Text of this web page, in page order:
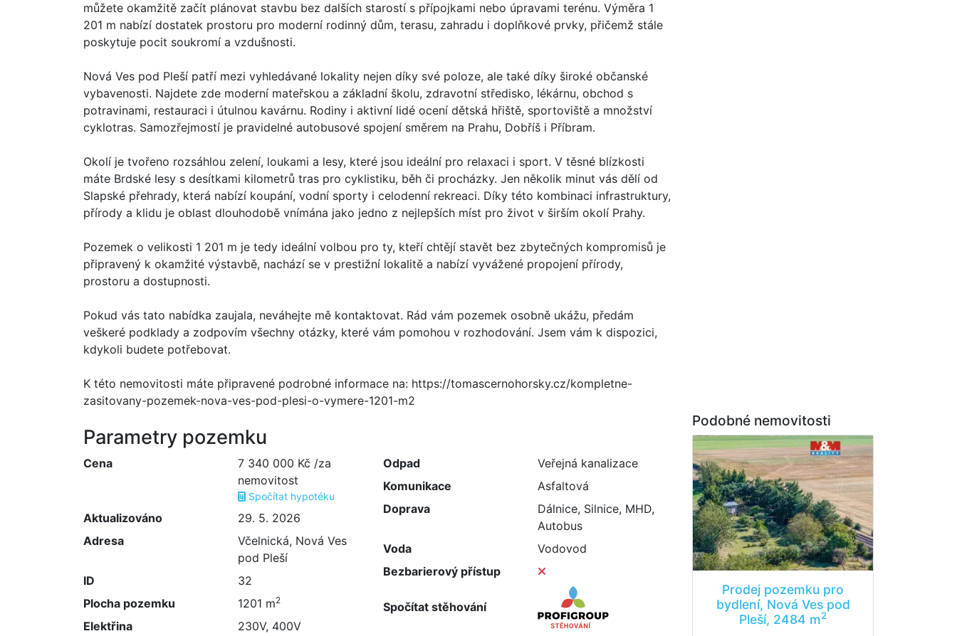
můžete okamžitě začít plánovat stavbu bez dalších starostí s přípojkami nebo úpravami terénu. Výměra 1
201 m nabízí dostatek prostoru pro moderní rodinný dům, terasu, zahradu i doplňkové prvky, přičemž stále
poskytuje pocit soukromí a vzdušnosti.
Nová Ves pod Pleší patří mezi vyhledávané lokality nejen díky své poloze, ale také díky široké občanské
vybavenosti. Najdete zde moderní mateřskou a základní školu, zdravotní středisko, lékárnu, obchod s
potravinami, restauraci i útulnou kavárnu. Rodiny i aktivní lidé ocení dětská hřiště, sportoviště a množství
cyklotras. Samozřejmostí je pravidelné autobusové spojení směrem na Prahu, Dobříš i Příbram.
Okolí je tvořeno rozsáhlou zelení, loukami a lesy, které jsou ideální pro relaxaci i sport. V těsné blízkosti
máte Brdské lesy s desítkami kilometrů tras pro cyklistiku, běh či procházky. Jen několik minut vás dělí od
Slapské přehrady, která nabízí koupání, vodní sporty i celodenní rekreaci. Díky této kombinaci infrastruktury,
přírody a klidu je oblast dlouhodobě vnímána jako jedno z nejlepších míst pro život v širším okolí Prahy.
Pozemek o velikosti 1 201 m je tedy ideální volbou pro ty, kteří chtějí stavět bez zbytečných kompromisů je
připravený k okamžité výstavbě, nachází se v prestižní lokalitě a nabízí vyvážené propojení přírody,
prostoru a dostupnosti.
Pokud vás tato nabídka zaujala, neváhejte mě kontaktovat. Rád vám pozemek osobně ukážu, předám
veškeré podklady a zodpovím všechny otázky, které vám pomohou v rozhodování. Jsem vám k dispozici,
kdykoli budete potřebovat.
K této nemovitosti máte připravené podrobné informace na: https://tomascernohorsky.cz/kompletne-
zasitovany-pozemek-nova-ves-pod-plesi-o-vymere-1201-m2
Parametry pozemku
Cena
7 340 000 Kč /za
nemovitost
Spočítat hypotéku
Aktualizováno
29. 5. 2026
Adresa
Včelnická, Nová Ves
pod Pleší
ID
32
Plocha pozemku
1201 m2
Elektřina 230V, 400V
Odpad
Veřejná kanalizace
Komunikace
Asfaltová
Doprava
Dálnice, Silnice, MHD,
Autobus
Voda
Vodovod
Bezbarierový přístup
Spočítat stěhování
Podobné nemovitosti
Prodej pozemku pro
bydlení, Nová Ves pod
Pleší, 2484 m2